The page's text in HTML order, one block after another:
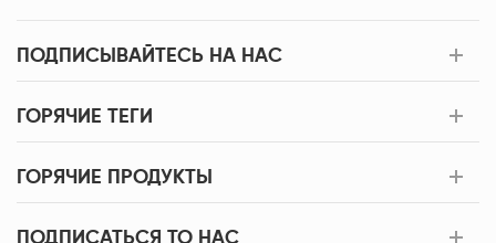
ПОДПИСЫВАЙТЕСЬ НА НАС
ГОРЯЧИЕ ТЕГИ
ГОРЯЧИЕ ПРОДУКТЫ
ПОДПИСАТЬСЯ TO НАС